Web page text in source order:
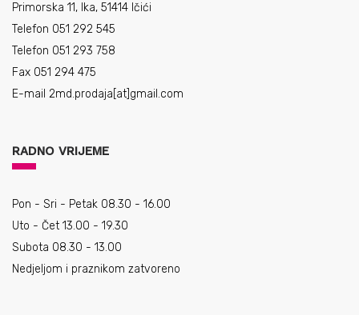
Primorska 11, Ika, 51414 Ičići
Telefon 051 292 545
Telefon 051 293 758
Fax 051 294 475
E-mail 2md.prodaja[at]gmail.com
RADNO VRIJEME
Pon - Sri - Petak 08.30 - 16.00
Uto - Čet 13.00 - 19.30
Subota 08.30 - 13.00
Nedjeljom i praznikom zatvoreno